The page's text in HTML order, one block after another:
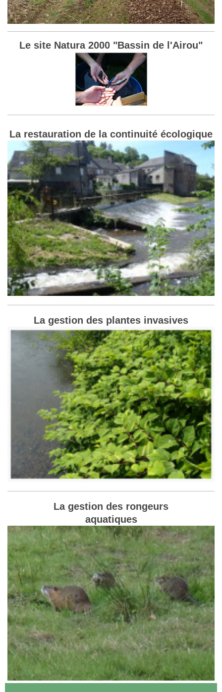
Le site Natura 2000 "Bassin de l'Airou"
La restauration de la continuité écologique
La gestion des plantes invasives
La gestion des rongeurs
aquatiques